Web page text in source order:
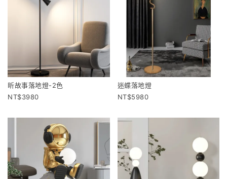
昕故事落地燈-2色
3980
迷蝶落地燈
5980